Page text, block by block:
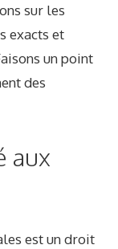
sur les
exacts et
un point
des
aux
est un droit